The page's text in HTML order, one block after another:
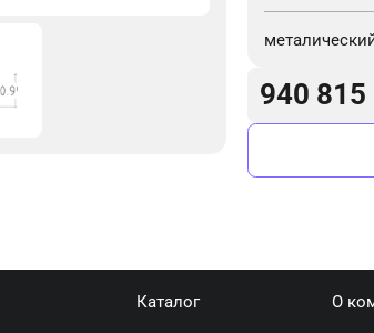
940 815
Каталог О